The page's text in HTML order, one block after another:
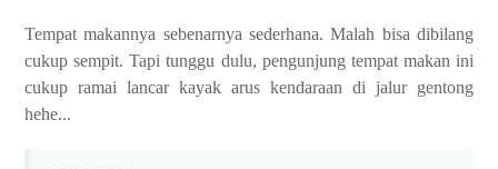
Tempat makannya sebenarnya sederhana. Malah bisa dibilang
cukup sempit. Tapi tunggu dulu, pengunjung tempat makan ini
cukup ramai lancar kayak arus kendaraan di jalur gentong
hehe...